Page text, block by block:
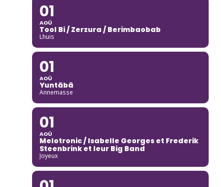
01
AOÛ
Tool Bi / Zerzura / Berimbaobab
Lhuis
01
AOÛ
Yuntãbã
Annemasse
01
AOÛ
Melotronic / Isabelle Georges et Frederik
Steenbrink et leur Big Band
Joyeux